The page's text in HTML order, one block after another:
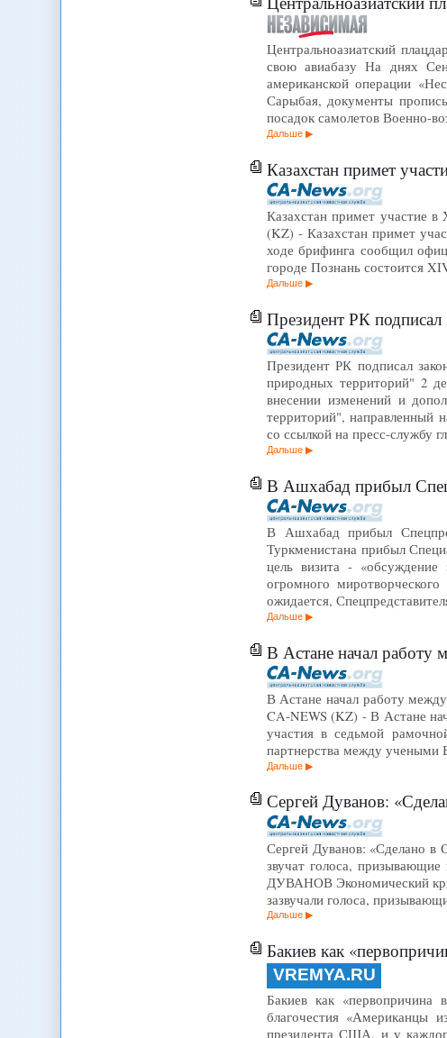
Центральноазиатский
свою авиабазу На днях
американской операции
Сарыбая, документы
посадок самолетов Военно-
Дальше
Казахстан примет
Казахстан примет участие
(KZ) - Казахстан примет
ходе брифинга сообщил
городе Познань состоится
Дальше
Президент РК подписал закон "О
Президент РК подписал
природных территорий" 2
внесении изменений и
территорий", направленный
со ссылкой на пресс-службу
Дальше
В Ашхабад прибыл
В Ашхабад прибыл
Туркменистана прибыл
цель визита -
огромного
ожидается,
Дальше
В Астане начал
В Астане начал работу
CA-NEWS (KZ) - В Астане
участия в седьмой
партнерства между учеными
Дальше
Сергей Дуванов:
Сергей Дуванов: «Сделано в
звучат голоса,
ДУВАНОВ Экономический
зазвучали голоса,
Дальше
Бакиев как
VREMYA.RU
Бакиев как «первопричина
благочестия «Американцы
президента США, и у